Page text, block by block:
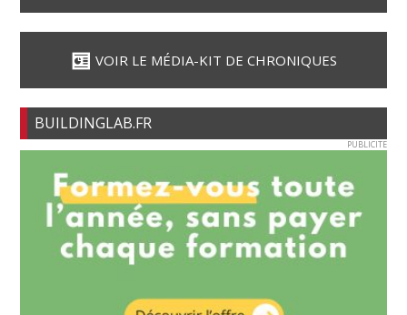
VOIR LE MÉDIA-KIT DE CHRONIQUES
BUILDINGLAB.FR
PUBLICITE